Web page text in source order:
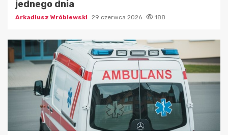
jednego dnia
Arkadiusz Wróblewski 29 czerwca 2026 188